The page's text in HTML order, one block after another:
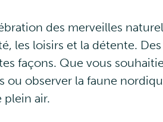
des merveilles
les loisirs et la détente.
façons. Que vous
ou observer la faune
plein air.